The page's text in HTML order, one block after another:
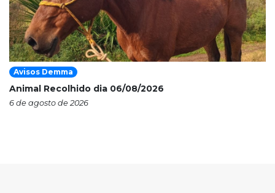
Avisos Demma
Animal Recolhido dia 06/08/2026
6 de agosto de 2026